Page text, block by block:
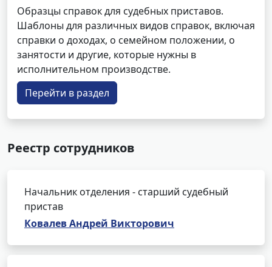
Образцы справок для судебных приставов.
Шаблоны для различных видов справок, включая
справки о доходах, о семейном положении, о
занятости и другие, которые нужны в
исполнительном производстве.
Перейти в раздел
Реестр сотрудников
Начальник отделения - старший судебный
пристав
Ковалев Андрей Викторович